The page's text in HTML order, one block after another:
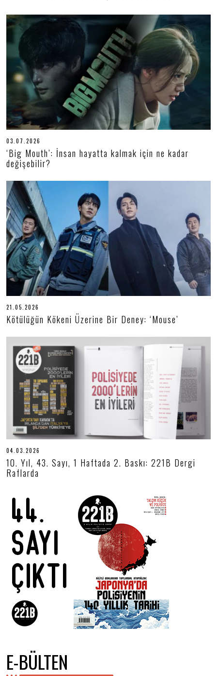
03.07.2026
6
.
0
0
2
6
‘Big Mouth’: İnsan hayatta kalmak için ne kadar
değişebilir?
21.05.2026
.
5
.
2
0
2
Kötülüğün Kökeni Üzerine Bir Deney: ‘Mouse’
04.03.2026
4
.
10. Yıl, 43. Sayı, 1 Haftada 2. Baskı: 221B Dergi
Raflarda
E-BÜLTEN